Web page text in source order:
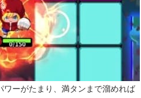
ーがたまり、満タンまで溜めれば